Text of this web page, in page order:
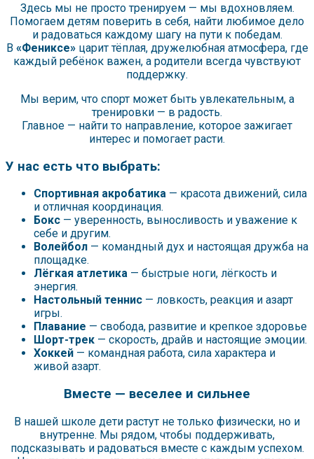
Здесь мы не просто тренируем — мы вдохновляем.
Помогаем детям поверить в себя, найти любимое дело
и радоваться каждому шагу на пути к победам.
В «Фениксе»царит тёплая, дружелюбная атмосфера, где
каждый ребёнок важен, а родители всегда чувствуют
поддержку.
Мы верим, что спорт может быть увлекательным, а
тренировки — в радость.
Главное — найти то направление, которое зажигает
интерес и помогает расти.
У нас есть что выбрать:
Спортивная акробатика — красота движений, сила
и отличная координация.
Бокс — уверенность, выносливость и уважение к
себе и другим.
Волейбол — командный дух и настоящая дружба на
площадке.
Лёгкая атлетика — быстрые ноги, лёгкость и
энергия.
Настольный теннис — ловкость, реакция и азарт
игры.
Плавание — свобода, развитие и крепкое здоровье
Шорт-трек — скорость, драйв и настоящие эмоции.
Хоккей — командная работа, сила характера и
живой азарт.
Вместе — веселее и сильнее
В нашей школе дети растут не только физически, но и
внутренне. Мы рядом, чтобы поддерживать,
подсказывать и радоваться вместе с каждым успехом.